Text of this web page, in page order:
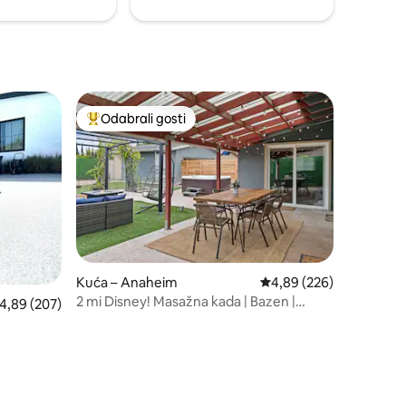
ocjena: 4,89/5, recenzija: 207
4,89 (207)
Među najviše rangiranima s oznakom „Odabrali gosti”
Odabrali gosti
Kuća – Anaheim Prosječna ocjena:
4,89 (226)
2 mi Disney! Masažna kada | Bazen |